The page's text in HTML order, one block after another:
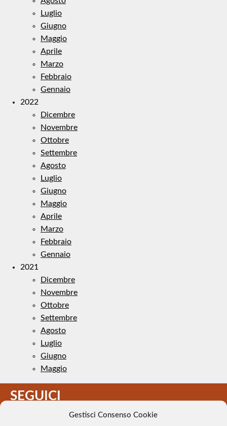
Gestisci Consenso Cookie
Luglio
Giugno
Maggio
Aprile
Marzo
Febbraio
Gennaio
2022
Dicembre
Novembre
Ottobre
Settembre
Agosto
Luglio
Giugno
Maggio
Aprile
Marzo
Febbraio
Gennaio
2021
Dicembre
Novembre
Ottobre
Settembre
Agosto
Luglio
Giugno
Maggio
SEGUICI